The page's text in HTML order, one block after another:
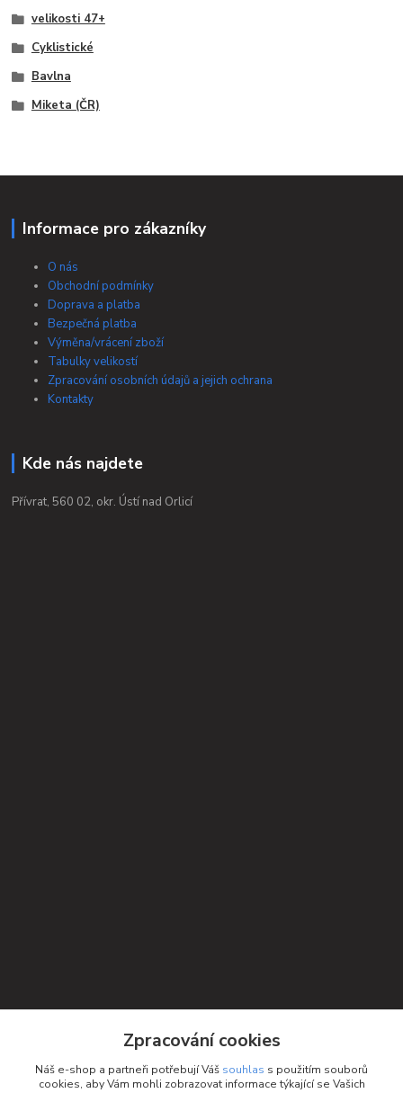
velikosti 47+
Cyklistické
Bavlna
Miketa (ČR)
Informace pro zákazníky
O nás
Obchodní podmínky
Doprava a platba
Bezpečná platba
Výměna/vrácení zboží
Tabulky velikostí
Zpracování osobních údajů a jejich ochrana
Kontakty
Kde nás najdete
Přívrat, 560 02, okr. Ústí nad Orlicí
+420 732 552 122
Zpracování cookies
Náš e-shop a partneři potřebují Váš souhlas s použitím souborů
cookies, aby Vám mohli zobrazovat informace týkající se Vašich